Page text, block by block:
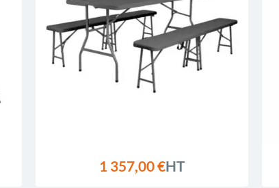
1 357,00 €HT